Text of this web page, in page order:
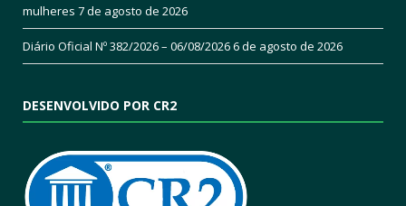
mulheres 7 de agosto de 2026
Diário Oficial Nº 382/2026 – 06/08/20266 de agosto de 2026
DESENVOLVIDO POR CR2